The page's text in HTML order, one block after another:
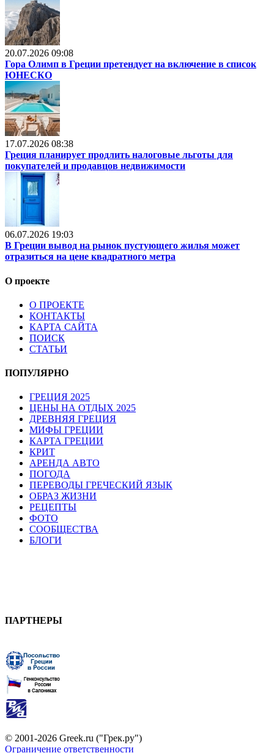
20.07.2026 09:08
Гора Олимп в Греции претендует на включение в список
ЮНЕСКО
17.07.2026 08:38
Греция планирует продлить налоговые льготы для
покупателей и продавцов недвижимости
06.07.2026 19:03
В Греции вывод на рынок пустующего жилья может
отразиться на цене квадратного метра
О проекте
О ПРОЕКТЕ
КОНТАКТЫ
КАРТА САЙТА
ПОИСК
СТАТЬИ
ПОПУЛЯРНО
ГРЕЦИЯ 2025
ЦЕНЫ НА ОТДЫХ 2025
ДРЕВНЯЯ ГРЕЦИЯ
МИФЫ ГРЕЦИИ
КАРТА ГРЕЦИИ
КРИТ
АРЕНДА АВТО
ПОГОДА
ПЕРЕВОДЫ ГРЕЧЕСКИЙ ЯЗЫК
ОБРАЗ ЖИЗНИ
РЕЦЕПТЫ
ФОТО
СООБЩЕСТВА
БЛОГИ
ПАРТНЕРЫ
© 2001-2026 Greek.ru ("Грек.ру")
Ограничение ответственности